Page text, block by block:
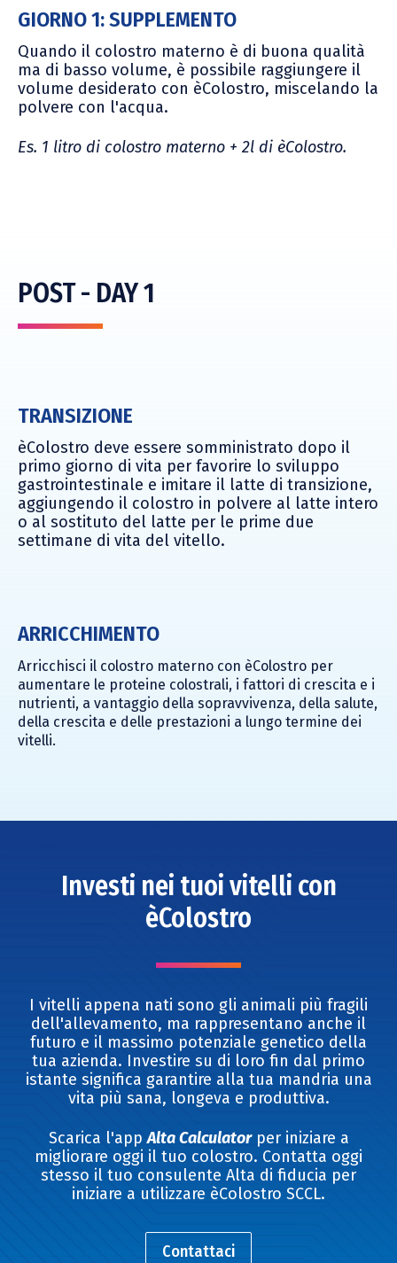
GIORNO 1: SUPPLEMENTO
Quando il colostro materno è di buona qualità
ma di basso volume, è possibile raggiungere il
volume desiderato con èColostro, miscelando la
polvere con l'acqua.
Es. 1 litro di colostro materno + 2l di èColostro.
POST - DAY 1
TRANSIZIONE
èColostro deve essere somministrato dopo il
primo giorno di vita per favorire lo sviluppo
gastrointestinale e imitare il latte di transizione,
aggiungendo il colostro in polvere al latte intero
o al sostituto del latte per le prime due
settimane di vita del vitello.
ARRICCHIMENTO
Arricchisci il colostro materno con èColostro per
aumentare le proteine colostrali, i fattori di crescita e i
nutrienti, a vantaggio della sopravvivenza, della salute,
della crescita e delle prestazioni a lungo termine dei
vitelli.
Investi nei tuoi vitelli con
èColostro
I vitelli appena nati sono gli animali più fragili
dell'allevamento, ma rappresentano anche il
futuro e il massimo potenziale genetico della
tua azienda. Investire su di loro fin dal primo
istante significa garantire alla tua mandria una
vita più sana, longeva e produttiva.
Scarica l'appAlta Calculatorper iniziare a
migliorare oggi il tuo colostro. Contatta oggi
stesso il tuo consulente Alta di fiducia per
iniziare a utilizzare èColostro SCCL.
Contattaci